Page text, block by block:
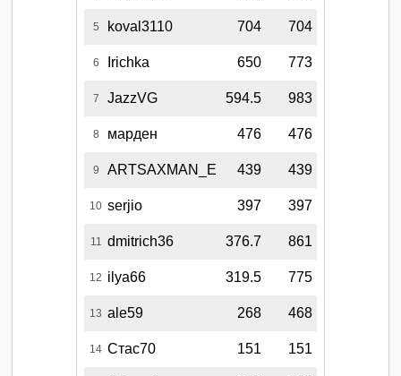
5 koval3110 704 704
6 Irichka 650 773
7 JazzVG 594.5 983
8 марден 476 476
9 ARTSAXMAN_E 439 439
10 serjio 397 397
11 dmitrich36 376.7 861
12 ilya66 319.5 775
13 ale59 268 468
14 Стас70 151 151